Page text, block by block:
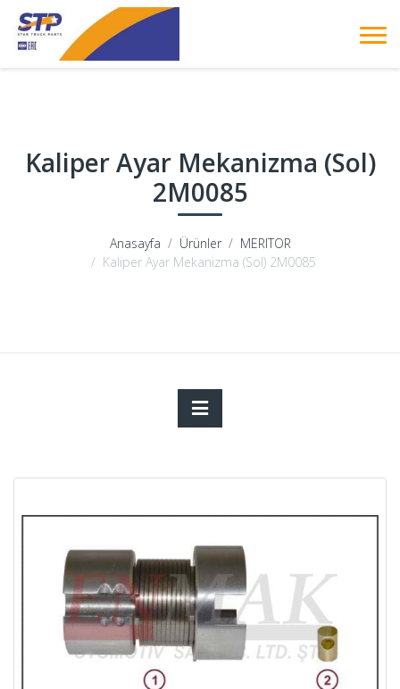
Kaliper Ayar Mekanizma (Sol)
2M0085
Anasayfa Ürünler
MERITOR
Kaliper Ayar Mekanizma (Sol) 2M0085